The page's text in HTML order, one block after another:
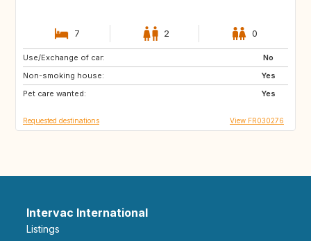
7 2 0
Use/Exchange of car:
No
Non-smoking house:
Yes
Pet care wanted:
Yes
DE
BE
Requested destinations View FR030276
Intervac International
Listings